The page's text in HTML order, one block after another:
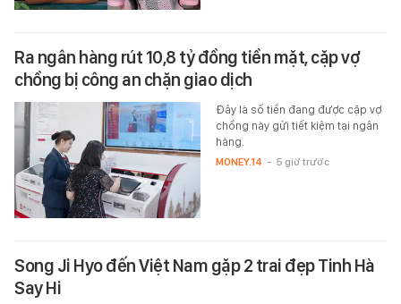
Ra ngân hàng rút 10,8 tỷ đồng tiền mặt, cặp vợ
chồng bị công an chặn giao dịch
Đây là số tiền đang được cặp vợ
chồng này gửi tiết kiệm tại ngân
hàng.
MONEY.14 - 5 giờ trước
Song Ji Hyo đến Việt Nam gặp 2 trai đẹp Tinh Hà
Say Hi